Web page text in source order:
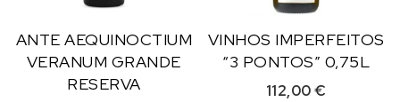
ANTE AEQUINOCTIUM
VERANUM GRANDE
RESERVA
VINHOS IMPERFEITOS
“3 PONTOS” 0,75L
112,00€